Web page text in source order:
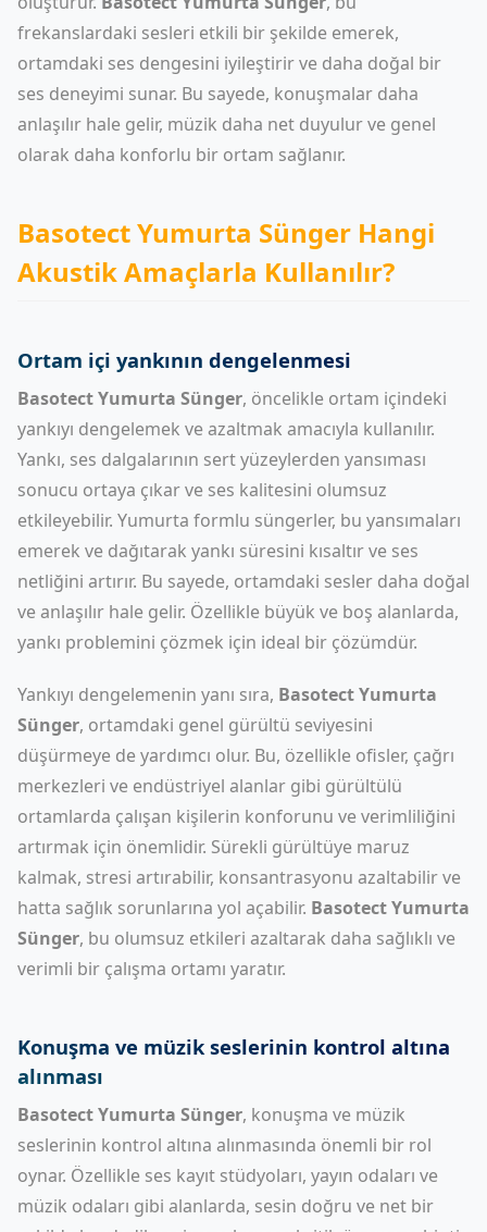
frekanslardaki sesleri etkili bir şekilde emerek,
ortamdaki ses dengesini iyileştirir ve daha doğal bir
ses deneyimi sunar. Bu sayede, konuşmalar daha
anlaşılır hale gelir, müzik daha net duyulur ve genel
olarak daha konforlu bir ortam sağlanır.
Basotect Yumurta Sünger Hangi
Akustik Amaçlarla Kullanılır?
Ortam içi yankının dengelenmesi
Basotect Yumurta Sünger, öncelikle ortam içindeki
yankıyı dengelemek ve azaltmak amacıyla kullanılır.
Yankı, ses dalgalarının sert yüzeylerden yansıması
sonucu ortaya çıkar ve ses kalitesini olumsuz
etkileyebilir. Yumurta formlu süngerler, bu yansımaları
emerek ve dağıtarak yankı süresini kısaltır ve ses
netliğini artırır. Bu sayede, ortamdaki sesler daha doğal
ve anlaşılır hale gelir. Özellikle büyük ve boş alanlarda,
yankı problemini çözmek için ideal bir çözümdür.
Yankıyı dengelemenin yanı sıra, Basotect Yumurta
Sünger, ortamdaki genel gürültü seviyesini
düşürmeye de yardımcı olur. Bu, özellikle ofisler, çağrı
merkezleri ve endüstriyel alanlar gibi gürültülü
ortamlarda çalışan kişilerin konforunu ve verimliliğini
artırmak için önemlidir. Sürekli gürültüye maruz
kalmak, stresi artırabilir, konsantrasyonu azaltabilir ve
hatta sağlık sorunlarına yol açabilir. Basotect Yumurta
Sünger, bu olumsuz etkileri azaltarak daha sağlıklı ve
verimli bir çalışma ortamı yaratır.
Konuşma ve müzik seslerinin kontrol altına
alınması
Basotect Yumurta Sünger, konuşma ve müzik
seslerinin kontrol altına alınmasında önemli bir rol
oynar. Özellikle ses kayıt stüdyoları, yayın odaları ve
müzik odaları gibi alanlarda, sesin doğru ve net bir